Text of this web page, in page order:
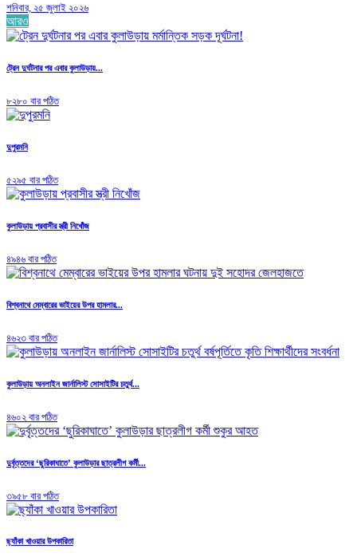
শনিবার, ২৫ জুলাই ২০২৬
আরও
ট্রেন দুর্ঘটনার পর এবার কুলাউড়ায়...
৮২৮০ বার পঠিত
দুপুরমনি
৫২৯৫ বার পঠিত
কুলাউড়ায় প্রবাসীর স্ত্রী নিখোঁজ
৪৯৪৬ বার পঠিত
বিশ্বনাথে মেম্বারের ভাইয়ের উপর হামলার...
৪৬২৩ বার পঠিত
কুলাউড়ায় অনলাইন জার্নালিস্ট সোসাইটির চতুর্থ...
৪৬০২ বার পঠিত
দুর্বৃত্তদের ‘ছুরিকাঘাতে’ কুলাউড়ার ছাত্রলীগ কর্মী...
৩৯৫৮ বার পঠিত
ছ্যাঁকা খাওয়ার উপকারিতা